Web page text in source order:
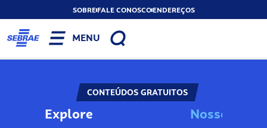
SOBREFALE CONOSCOENDEREÇOS
MENU
CONTEÚDOS GRATUITOS
Explore Nos